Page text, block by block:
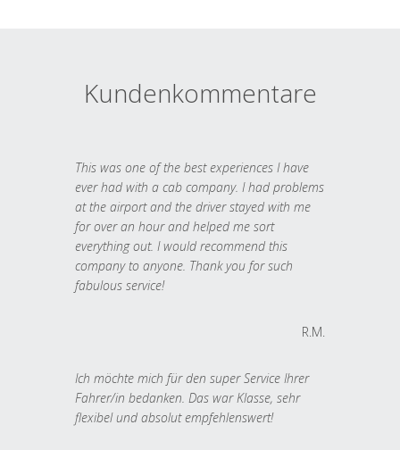
Kundenkommentare
This was one of the best experiences I have
ever had with a cab company. I had problems
at the airport and the driver stayed with me
for over an hour and helped me sort
everything out. I would recommend this
company to anyone. Thank you for such
fabulous service!
R.M.
Ich möchte mich für den super Service Ihrer
Fahrer/in bedanken. Das war Klasse, sehr
flexibel und absolut empfehlenswert!